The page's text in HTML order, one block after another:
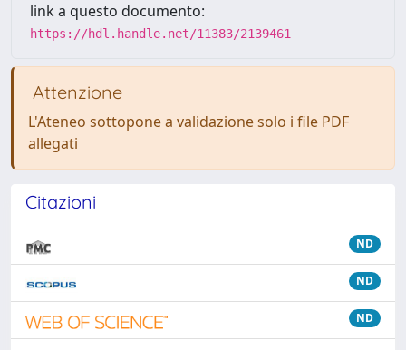
link a questo documento:
https://hdl.handle.net/11383/2139461
Attenzione
L'Ateneo sottopone a validazione solo i file PDF
allegati
Citazioni
ND
ND
ND